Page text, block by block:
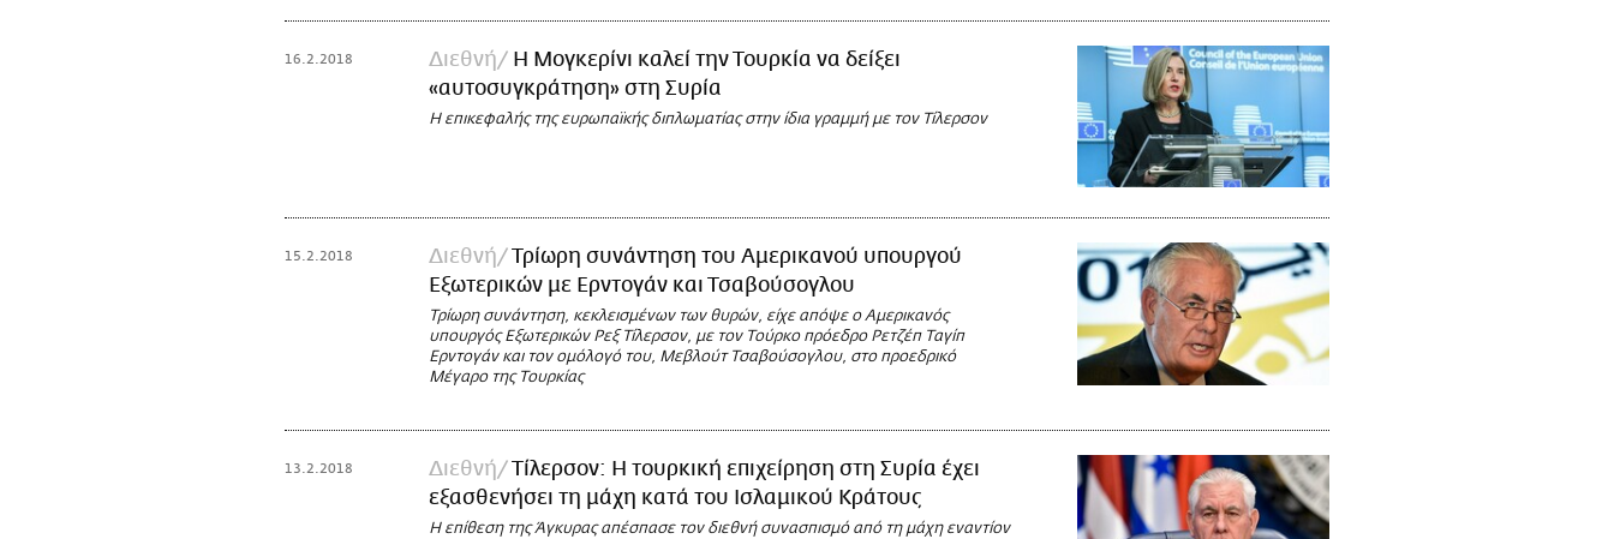
16.2.2018 Διεθνή
Η Μογκερίνι καλεί την Τουρκία να δείξει
«αυτοσυγκράτηση» στη Συρία
Η επικεφαλής της ευρωπαϊκής διπλωματίας στην ίδια γραμμή με τον Τίλερσον
15.2.2018 Διεθνή
Τρίωρη συνάντηση του Αμερικανού υπουργού
Εξωτερικών με Ερντογάν και Τσαβούσογλου
Τρίωρη συνάντηση, κεκλεισμένων των θυρών, είχε απόψε ο Αμερικανός
υπουργός Εξωτερικών Ρεξ Τίλερσον, με τον Τούρκο πρόεδρο Ρετζέπ Ταγίπ
Ερντογάν και τον ομόλογό του, Μεβλούτ Τσαβούσογλου, στο προεδρικό
Μέγαρο της Τουρκίας
13.2.2018 Διεθνή
Τίλερσον: Η τουρκική επιχείρηση στη Συρία έχει
εξασθενήσει τη μάχη κατά του Ισλαμικού Κράτους
Η επίθεση της Άγκυρας απέσπασε τον διεθνή συνασπισμό από τη μάχη εναντίον